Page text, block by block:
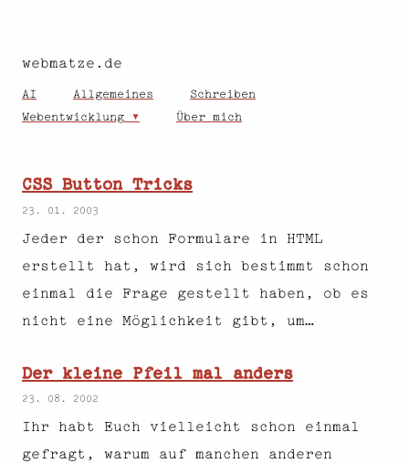
webmatze.de
AI Allgemeines Schreiben
Webentwicklung Über mich
CSS Button Tricks
23. 01. 2003
Jeder der schon Formulare in HTML
erstellt hat, wird sich bestimmt schon
einmal die Frage gestellt haben, ob es
nicht eine Möglichkeit gibt, um…
Der kleine Pfeil mal anders
23. 08. 2002
Ihr habt Euch vielleicht schon einmal
gefragt, warum auf manchen anderen